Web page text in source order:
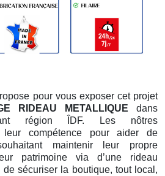
pour vous exposer cet projet
RIDEAU METALLIQUE dans
région ÎDF. Les nôtres
leur compétence pour aider de
maintenir leur propre
patrimoine via d’une rideau
sécuriser la boutique, tout local,